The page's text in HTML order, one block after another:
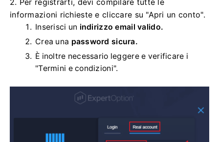
2. Per registrarti, devi compilare tutte le
informazioni richieste e cliccare su "Apri un conto".
Inserisci un indirizzo email valido.
Crea una password sicura.
È inoltre necessario leggere e verificare i
"Termini e condizioni".